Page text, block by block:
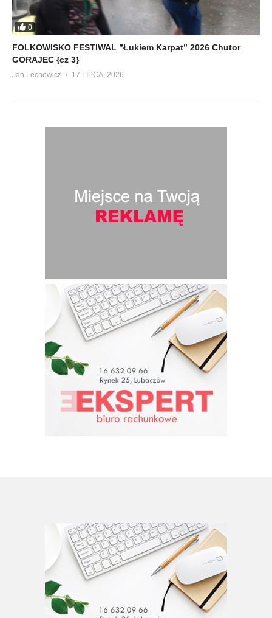
0
FOLKOWISKO FESTIWAL ”Łukiem Karpat” 2026 Chutor
GORAJEC {cz 3}
Jan Lechowicz 17 LIPCA, 2026